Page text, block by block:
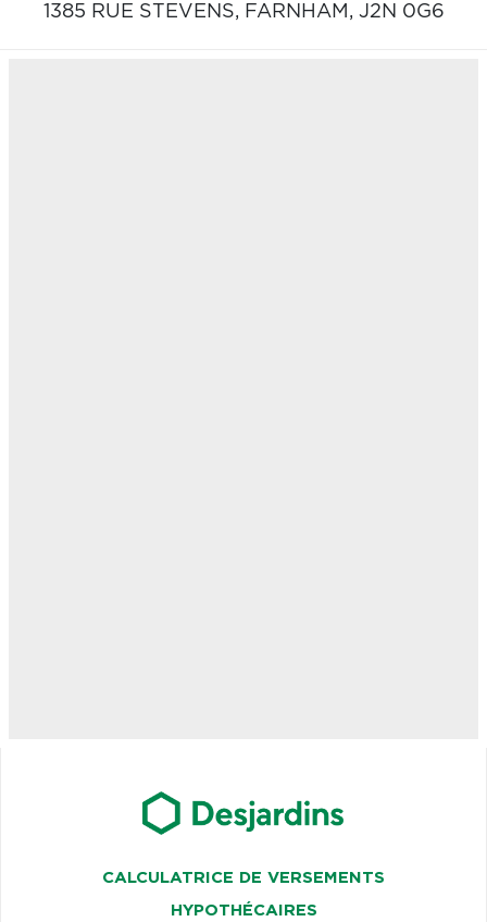
1385 RUE STEVENS, FARNHAM, J2N 0G6
CALCULATRICE DE VERSEMENTS
HYPOTHÉCAIRES